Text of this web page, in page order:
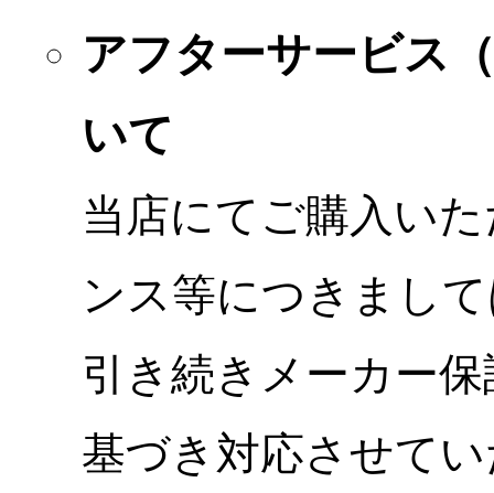
アフターサービス
いて
当店にてご購入い
ンス等につきまし
引き続きメーカー
基づき対応させて